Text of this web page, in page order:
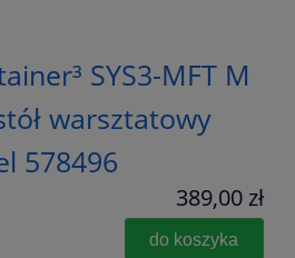
SYS3-MFT M
warsztatowy
578496
389,00 zł
do koszyka